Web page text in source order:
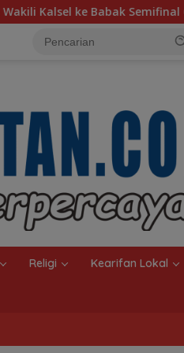
Cup Road to Pangdam
Religi Kearifan Lokal